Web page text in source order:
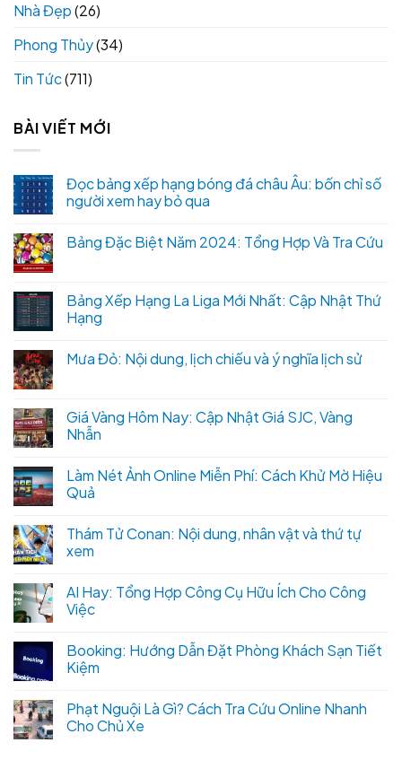
Nhà Đẹp(26)
Phong Thủy(34)
Tin Tức(711)
BÀI VIẾT MỚI
Đọc bảng xếp hạng bóng đá châu Âu: bốn chỉ số
người xem hay bỏ qua
Bảng Đặc Biệt Năm 2024: Tổng Hợp Và Tra Cứu
Bảng Xếp Hạng La Liga Mới Nhất: Cập Nhật Thứ
Hạng
Mưa Đỏ: Nội dung, lịch chiếu và ý nghĩa lịch sử
Giá Vàng Hôm Nay: Cập Nhật Giá SJC, Vàng
Nhẫn
Làm Nét Ảnh Online Miễn Phí: Cách Khử Mờ Hiệu
Quả
Thám Tử Conan: Nội dung, nhân vật và thứ tự
xem
AI Hay: Tổng Hợp Công Cụ Hữu Ích Cho Công
Việc
Booking: Hướng Dẫn Đặt Phòng Khách Sạn Tiết
Kiệm
Phạt Nguội Là Gì? Cách Tra Cứu Online Nhanh
Cho Chủ Xe